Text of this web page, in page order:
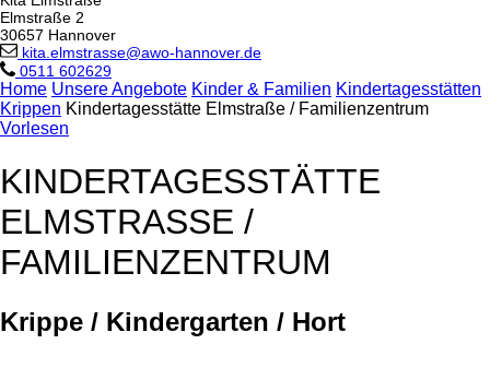
Elmstraße 2
30657 Hannover
kita.elmstrasse@awo-hannover.de
0511 602629
Home Unsere Angebote Kinder & Familien Kindertagesstätten
Krippen Kindertagesstätte Elmstraße / Familienzentrum
Vorlesen
KINDERTAGESSTÄTTE
ELMSTRASSE / F
AMILIENZENTRUM
Krippe / Kindergarten / Hort